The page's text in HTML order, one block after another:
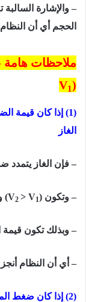
– والإشارة
الحجم أي أن
ملاحظات
V1)
(1) إذا كان قيمة
الغاز
– فإن الغاز يتمدد
– وتكون (V2 > V1)
– وبذلك تكون
– أي أن النظام
(2) إذا كان ضغط المحیط أكبر من ضغط الغاز